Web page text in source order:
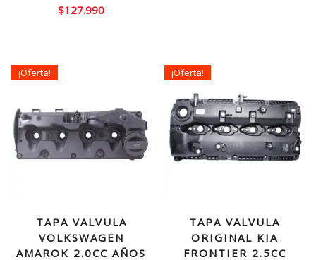
$127.990
¡Oferta!
TAPA VALVULA
VOLKSWAGEN
AMAROK 2.0CC AÑOS
¡Oferta!
TAPA VALVULA
ORIGINAL KIA
FRONTIER 2.5CC